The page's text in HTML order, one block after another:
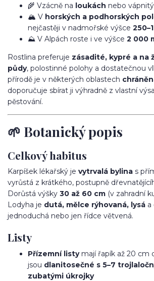
🌾 Vzácně na loukách nebo
🏔️ V horských a podhorských
nejčastěji v nadmořské výšce
⛰️ V Alpách roste i ve výšce 2 000
Rostlina preferuje zásadité, kypré a na
půdy, polostinné polohy a dostatečnou
přírodě je v některých oblastech
doporučuje sbírat ji výhradně z vlastní
pěstování.
🌱 Botanický popis
Celkový habitus
Karpíšek lékařský je vytrvalá bylina s
vyrůstá z krátkého, postupně
Dorůstá výšky 30 až 60 cm (v zahradní
Lodyha je dutá, mělce rýhovaná, lysá a
jednoduchá nebo jen řídce větvená.
Listy
Přízemní listymají řapík až 20 cm
jsou dlanitosečné s 5–7
zubatými úkrojky